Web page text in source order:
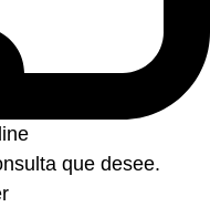
que desee.